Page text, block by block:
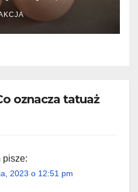
oznacza tatuaż
pisze:
2023 o 12:51 pm